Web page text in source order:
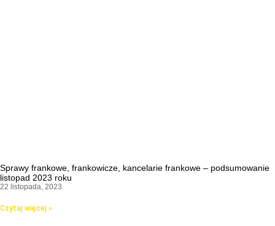
Sprawy frankowe, frankowicze, kancelarie frankowe – podsumowanie
listopad 2023 roku
22 listopada, 2023
Czytaj więcej »